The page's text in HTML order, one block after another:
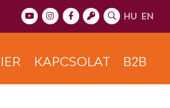
HU EN
KAPCSOLAT B2B